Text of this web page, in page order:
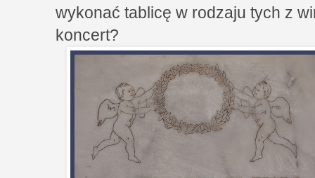
wykonać tablicę w rodzaju tych z
koncert?